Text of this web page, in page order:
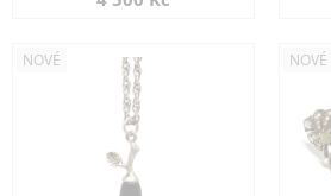
NOVÉ NOVÉ